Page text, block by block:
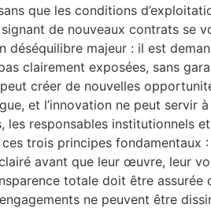
que les conditions
de nouveaux contrats se
déséquilibre majeur : il est
clairement exposées, sans
peut créer de nouvelles
et l’innovation ne peut servir
les responsables institutionnels
trois principes fondamentaux
avant que leur œuvre, leur
totale doit être
ne peuvent être